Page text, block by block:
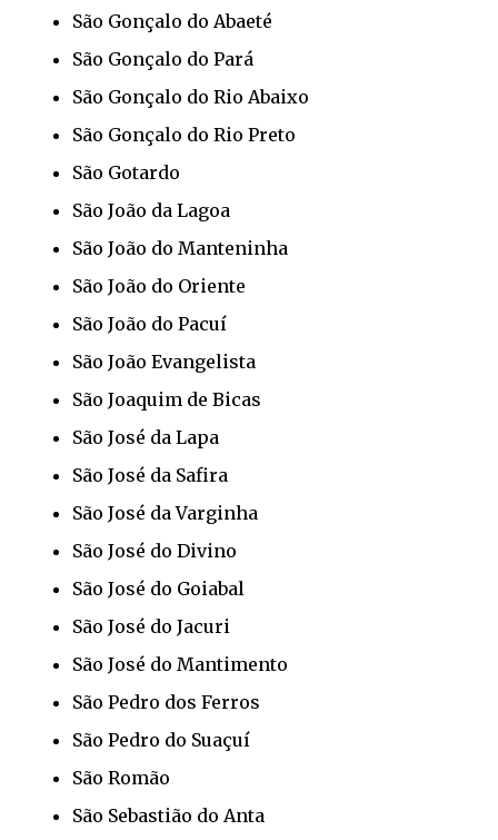
São Gonçalo do Abaeté
São Gonçalo do Pará
São Gonçalo do Rio Abaixo
São Gonçalo do Rio Preto
São Gotardo
São João da Lagoa
São João do Manteninha
São João do Oriente
São João do Pacuí
São João Evangelista
São Joaquim de Bicas
São José da Lapa
São José da Safira
São José da Varginha
São José do Divino
São José do Goiabal
São José do Jacuri
São José do Mantimento
São Pedro dos Ferros
São Pedro do Suaçuí
São Romão
São Sebastião do Anta